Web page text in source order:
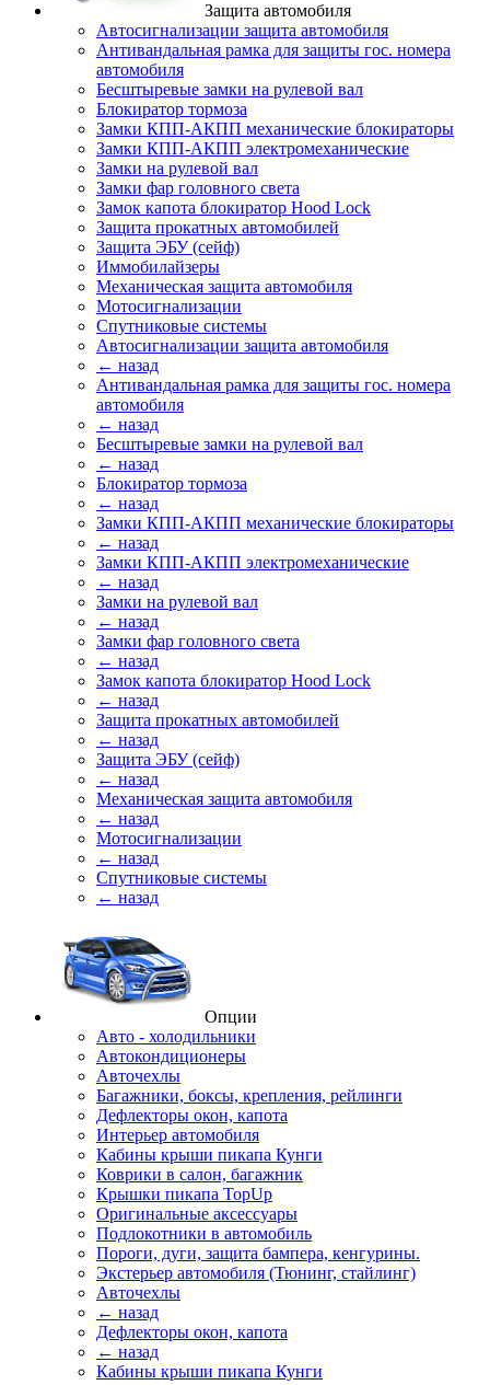
Защита автомобиля
Автосигнализации защита автомобиля
Антивандальная рамка для защиты гос. номера
автомобиля
Бесштыревые замки на рулевой вал
Блокиратор тормоза
Замки КПП-АКПП механические блокираторы
Замки КПП-АКПП электромеханические
Замки на рулевой вал
Замки фар головного света
Замок капота блокиратор Hood Lock
Защита прокатных автомобилей
Защита ЭБУ (сейф)
Иммобилайзеры
Механическая защита автомобиля
Мотосигнализации
Спутниковые системы
Автосигнализации защита автомобиля
← назад
Антивандальная рамка для защиты гос. номера
автомобиля
← назад
Бесштыревые замки на рулевой вал
← назад
Блокиратор тормоза
← назад
Замки КПП-АКПП механические блокираторы
← назад
Замки КПП-АКПП электромеханические
← назад
Замки на рулевой вал
← назад
Замки фар головного света
← назад
Замок капота блокиратор Hood Lock
← назад
Защита прокатных автомобилей
← назад
Защита ЭБУ (сейф)
← назад
Механическая защита автомобиля
← назад
Мотосигнализации
← назад
Спутниковые системы
← назад
Опции
Авто - холодильники
Автокондиционеры
Авточехлы
Багажники, боксы, крепления, рейлинги
Дефлекторы окон, капота
Интерьер автомобиля
Кабины крыши пикапа Кунги
Коврики в салон, багажник
Крышки пикапа TopUp
Оригинальные аксессуары
Подлокотники в автомобиль
Пороги, дуги, защита бампера, кенгурины.
Экстерьер автомобиля (Тюнинг, стайлинг)
Авточехлы
← назад
Дефлекторы окон, капота
← назад
Кабины крыши пикапа Кунги